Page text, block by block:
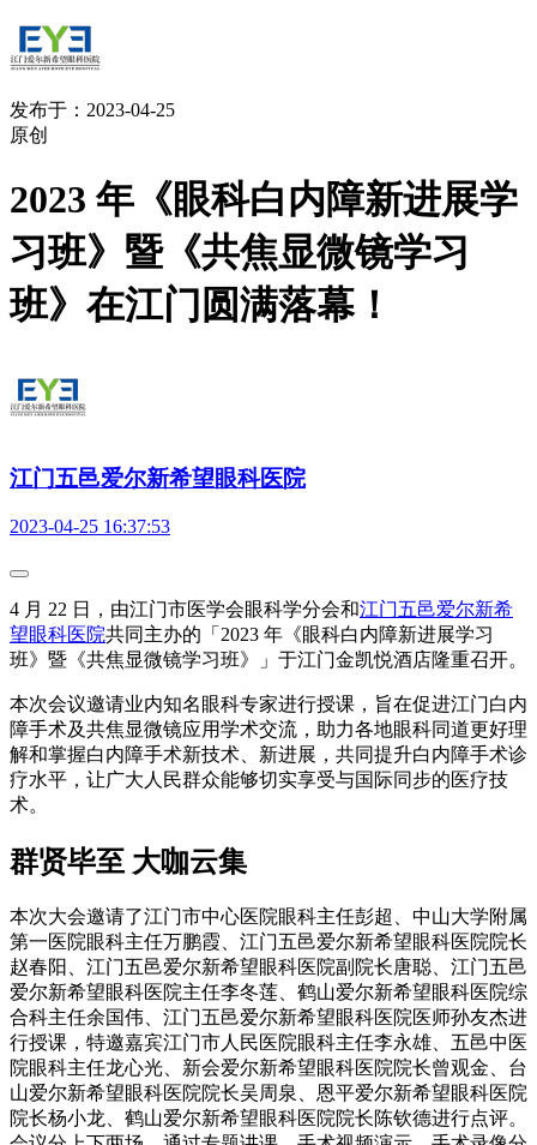
发布于：2023-04-25
原创
2023 年《眼科白内障新进展学
习班》暨《共焦显微镜学习
班》在江门圆满落幕！
江门五邑爱尔新希望眼科医院
2023-04-25 16:37:53
4 月 22 日，由江门市医学会眼科学分会和江门五邑爱尔新希
望眼科医院共同主办的「2023 年《眼科白内障新进展学习
班》暨《共焦显微镜学习班》」于江门金凯悦酒店隆重召开。
本次会议邀请业内知名眼科专家进行授课，旨在促进江门白内
障手术及共焦显微镜应用学术交流，助力各地眼科同道更好理
解和掌握白内障手术新技术、新进展，共同提升白内障手术诊
疗水平，让广大人民群众能够切实享受与国际同步的医疗技
术。
群贤毕至 大咖云集
本次大会邀请了江门市中心医院眼科主任彭超、中山大学附属
第一医院眼科主任万鹏霞、江门五邑爱尔新希望眼科医院院长
赵春阳、江门五邑爱尔新希望眼科医院副院长唐聪、江门五邑
爱尔新希望眼科医院主任李冬莲、鹤山爱尔新希望眼科医院综
合科主任余国伟、江门五邑爱尔新希望眼科医院医师孙友杰进
行授课，特邀嘉宾江门市人民医院眼科主任李永雄、五邑中医
院眼科主任龙心光、新会爱尔新希望眼科医院院长曾观金、台
山爱尔新希望眼科医院院长吴周泉、恩平爱尔新希望眼科医院
院长杨小龙、鹤山爱尔新希望眼科医院院长陈钦德进行点评。